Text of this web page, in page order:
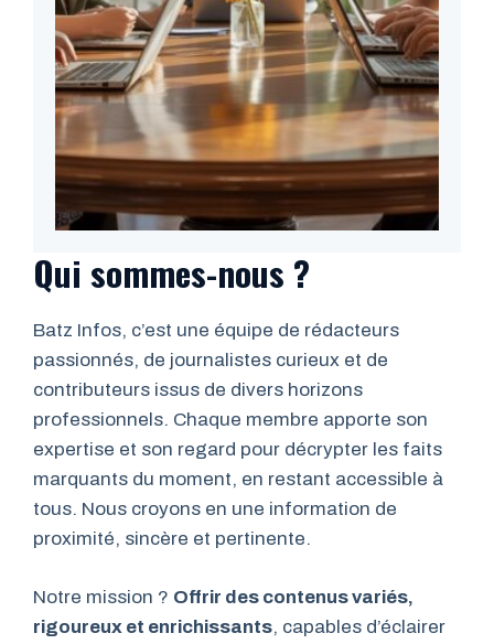
Qui sommes-nous ?
Batz Infos, c’est une équipe de rédacteurs
passionnés, de journalistes curieux et de
contributeurs issus de divers horizons
professionnels. Chaque membre apporte son
expertise et son regard pour décrypter les faits
marquants du moment, en restant accessible à
tous. Nous croyons en une information de
proximité, sincère et pertinente.
Notre mission ? Offrir des contenus variés,
rigoureux et enrichissants, capables d’éclairer